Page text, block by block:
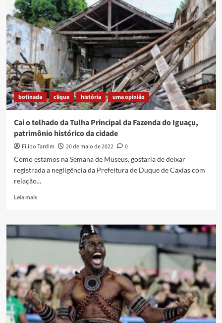
de
Oliveira,
um
Professor
entre
nós
botinada clique história uma opinião
Cai o telhado da Tulha Principal da Fazenda do Iguaçu,
patrimônio histórico da cidade
Filipo Tardim 20 de maio de 2022
0
Como estamos na Semana de Museus, gostaria de deixar
registrada a negligência da Prefeitura de Duque de Caxias com
relação...
Leia maisRead
Cai
telhado
Principal
da
Fazenda
do
Iguaçu,
patrimônio